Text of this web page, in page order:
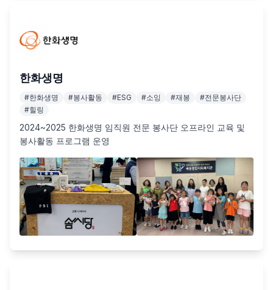
한화생명
#한화생명 #봉사활동 #ESG #소잉 #재봉 #전문봉사단
#힐링
2024~2025 한화생명 임직원 전문 봉사단 오프라인 교육 및
봉사활동 프로그램 운영